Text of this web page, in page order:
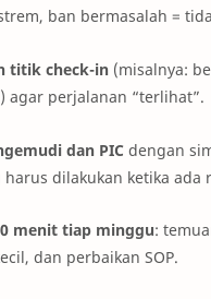
ban bermasalah =
titik check-in (misalnya:
agar perjalanan “terlihat”.
dan PIC dengan
harus dilakukan ketika ada
menit tiap minggu:
dan perbaikan SOP.